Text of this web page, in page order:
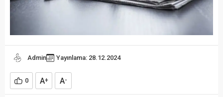
Admin Yayınlama: 28.12.2024
0 A+ A-